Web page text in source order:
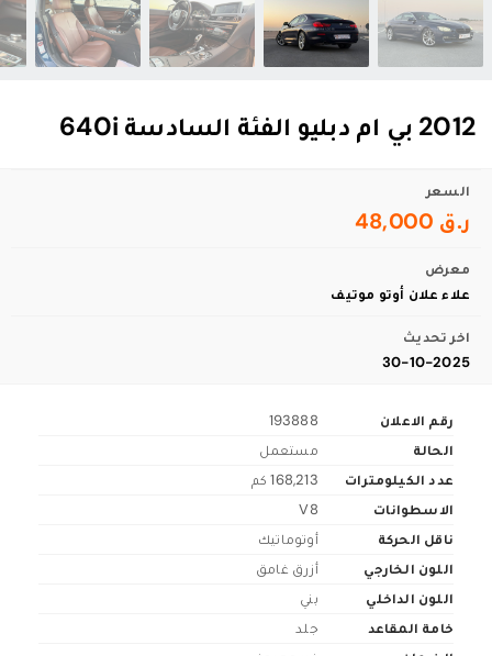
2012 بي ام دبليو الفئة السادسة 640i
السعر
ر.ق 48,000
معرض
علاء علان أوتو موتيف
اخر تحديث
30-10-2025
رقم الاعلان
193888
الحالة
مستعمل
عدد الكيلومترات
168,213 كم
الاسطوانات
V8
ناقل الحركة
أوتوماتيك
اللون الخارجي
أزرق غامق
اللون الداخلي
بني
خامة المقاعد
جلد